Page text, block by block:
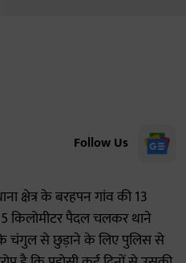
Follow Us
क्षेत्र के बरहपन गांव की 13
किलोमीटर पैदल चलकर थाने
के चंगुल से छुड़ाने के लिए पुलिस से